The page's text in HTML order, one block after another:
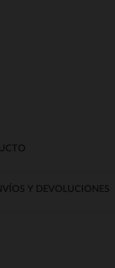
Y DEVOLUCIONES